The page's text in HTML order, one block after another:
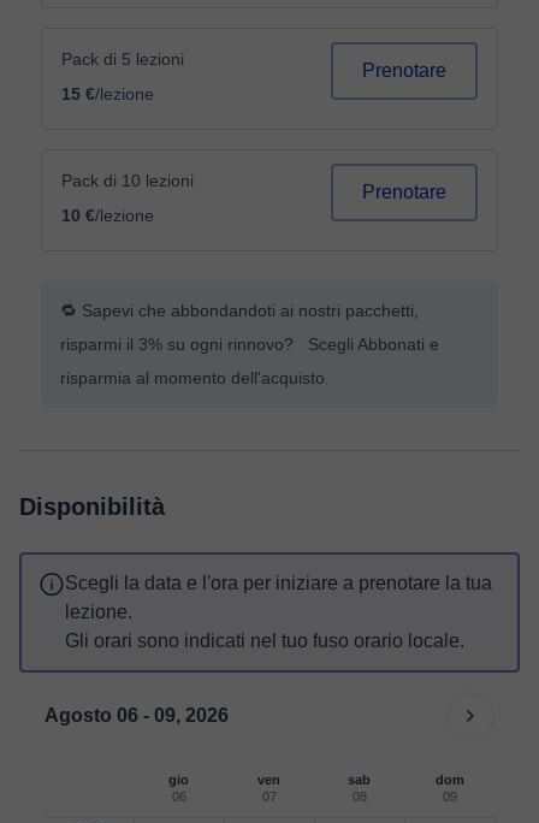
Pack di 5 lezioni
15 €/lezione
Prenotare
Pack di 10 lezioni
10 €/lezione
Prenotare
🔁 Sapevi che abbondandoti ai nostri pacchetti,
risparmi il 3% su ogni rinnovo? Scegli Abbonati e
risparmia al momento dell'acquisto.
Disponibilità
Scegli la data e l'ora per iniziare a prenotare la tua
lezione.
Gli orari sono indicati nel tuo fuso orario locale.
Agosto 06 - 09, 2026
gio
06
ven
07
sab
08
dom
09